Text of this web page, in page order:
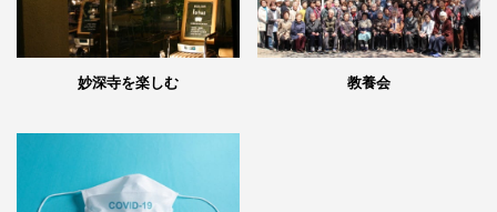
妙深寺を楽しむ 教養会